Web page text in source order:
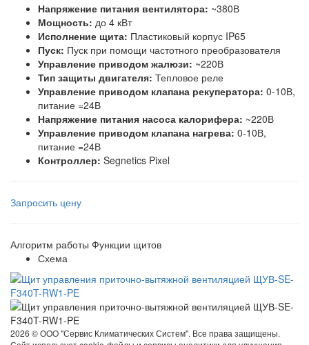
Напряжение питания вентилятора: ~380В
Мощность: до 4 кВт
Исполнение щита: Пластиковый корпус IP65
Пуск: Пуск при помощи частотного преобразователя
Управление приводом жалюзи: ~220В
Тип защиты двигателя: Тепловое реле
Управление приводом клапана рекуператора: 0-10В,
питание =24В
Напряжение питания насоса калорифера: ~220В
Управление приводом клапана нагрева: 0-10В,
питание =24В
Контроллер: Segnetics Pixel
Запросить цену
Алгоритм работы Функции щитов
Схема
2026 ©OOO "Сервис Климатических Систем". Все права защищены.